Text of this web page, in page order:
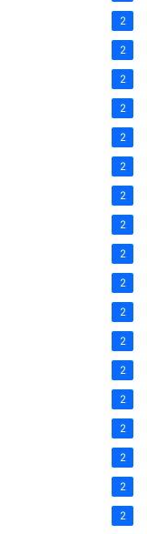
2
2
2
2
2
2
2
2
2
2
2
2
2
2
2
2
2
2